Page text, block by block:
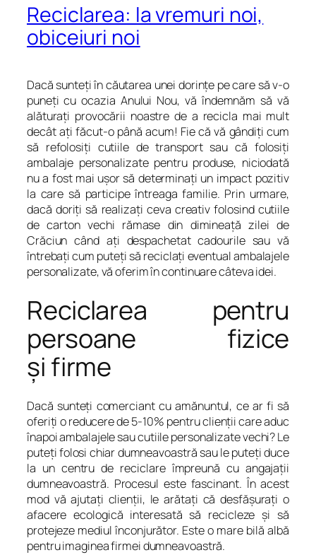
Reciclarea: la vremuri noi,
obiceiuri noi
Dacă sunteți în căutarea unei dorințe pe care să v-o
puneți cu ocazia Anului Nou, vă îndemnăm să vă
alăturați provocării noastre de a recicla mai mult
decât ați făcut-o până acum! Fie că vă gândiți cum
să refolosiți cutiile de transport sau că folosiți
ambalaje personalizate pentru produse, niciodată
nu a fost mai ușor să determinați un impact pozitiv
la care să participe întreaga familie. Prin urmare,
dacă doriți să realizați ceva creativ folosind cutiile
de carton vechi rămase din dimineață zilei de
Crăciun când ați despachetat cadourile sau vă
întrebați cum puteți să reciclați eventual ambalajele
personalizate, vă oferim în continuare câteva idei.
Reciclarea pentru
persoane fizice
și firme
Dacă sunteți comerciant cu amănuntul, ce ar fi să
oferiți o reducere de 5-10% pentru clienții care aduc
înapoi ambalajele sau cutiile personalizate vechi? Le
puteți folosi chiar dumneavoastră sau le puteți duce
la un centru de reciclare împreună cu angajații
dumneavoastră. Procesul este fascinant. În acest
mod vă ajutați clienții, le arătați că desfășurați o
afacere ecologică interesată să recicleze și să
protejeze mediul înconjurător. Este o mare bilă albă
pentru imaginea firmei dumneavoastră.